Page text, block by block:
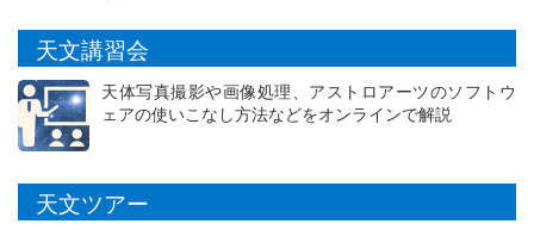
天文講習会
天体写真撮影や画像処理、アストロアーツのソフトウ
ェアの使いこなし方法などをオンラインで解説
天文ツアー